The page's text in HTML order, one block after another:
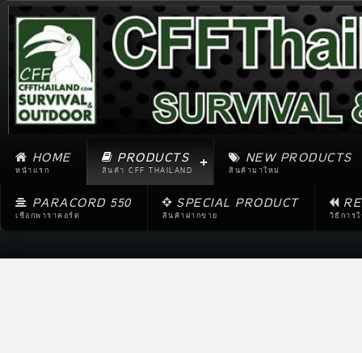
HOME
หน้าแรก
PRODUCTS
สินค้า CFF THAILAND
NEW PRODUCTS
สินค้ามาใหม่
PARACORD 550
เชือกพาราคอร์ด
SPECIAL PRODUCT
สินค้าฝากขาย วิธีการ